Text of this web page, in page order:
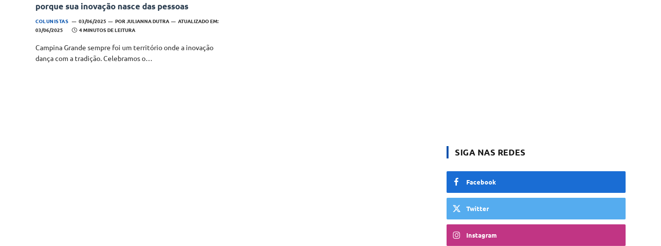
porque sua inovação nasce das pessoas
COLUNISTAS 03/06/2025 POR JULIANNA DUTRA
ATUALIZADO EM:
03/06/2025
4 MINUTOS DE LEITURA
Campina Grande sempre foi um território onde a inovação
dança com a tradição. Celebramos o…
SIGA NAS REDES
Facebook
Twitter
Instagram